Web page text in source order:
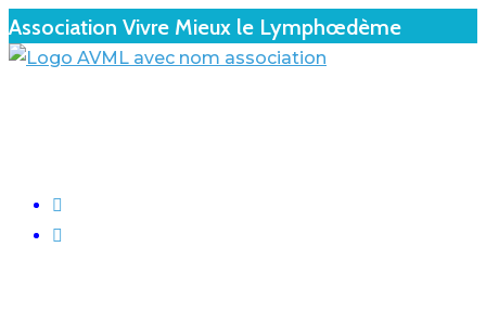
Association Vivre Mieux le Lymphœdème